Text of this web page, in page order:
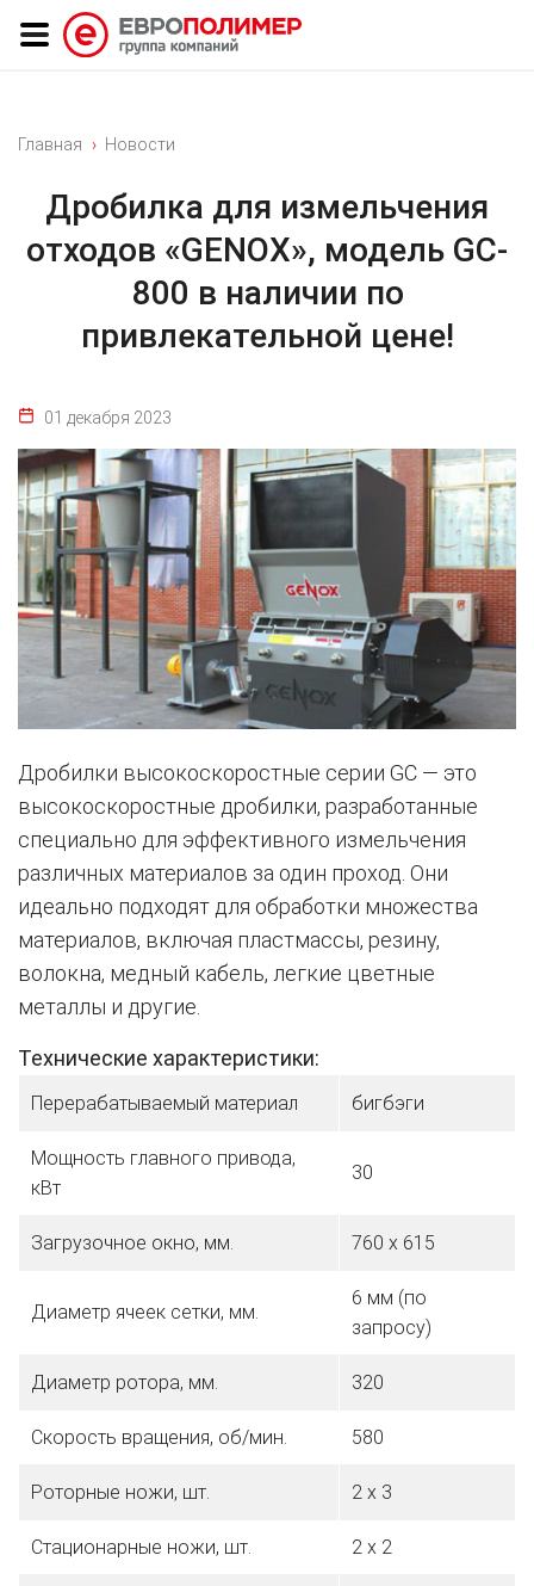
Главная Новости
Дробилка для измельчения
отходов «GENOX», модель GC-
800 в наличии по
привлекательной цене!
01 декабря 2023
Дробилки высокоскоростные серии GC — это
высокоскоростные дробилки, разработанные
специально для эффективного измельчения
различных материалов за один проход. Они
идеально подходят для обработки множества
материалов, включая пластмассы, резину,
волокна, медный кабель, легкие цветные
металлы и другие.
Технические характеристики:
Перерабатываемый материал бигбэги
Мощность главного привода,
кВт
30
Загрузочное окно, мм. 760 х 615
Диаметр ячеек сетки, мм.
6 мм (по
запросу)
Диаметр ротора, мм. 320
Скорость вращения, об/мин. 580
Роторные ножи, шт. 2 х 3
Стационарные ножи, шт. 2 х 2